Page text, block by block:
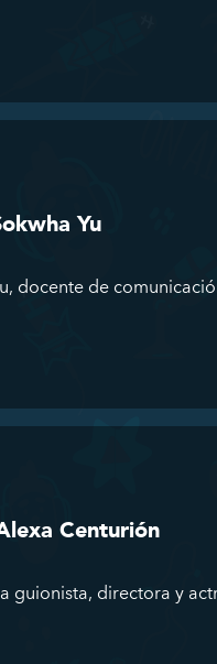
Yu
docente de
Centurión
guionista, directora y